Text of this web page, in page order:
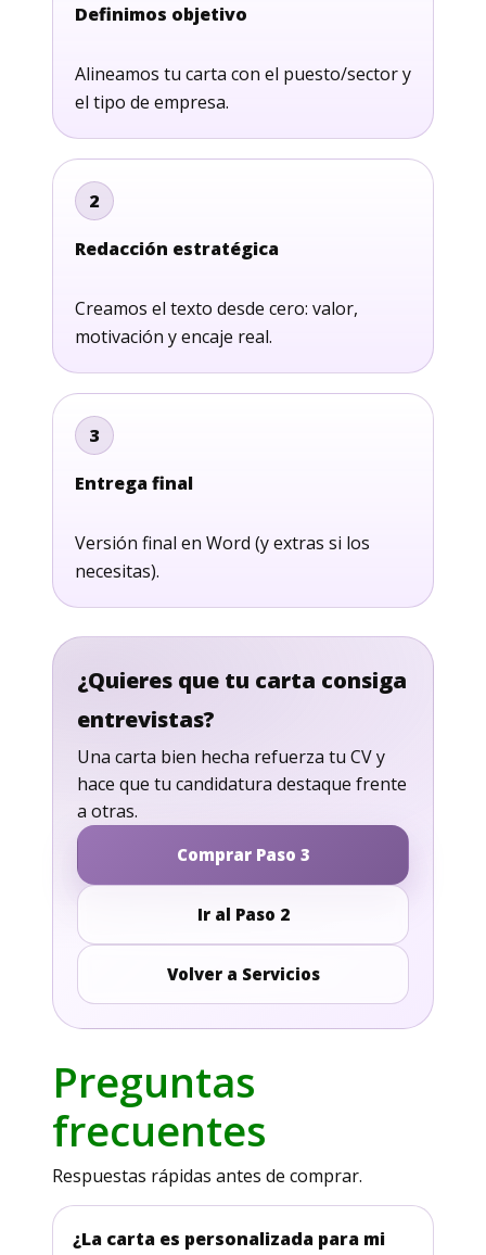
Definimos objetivo
Alineamos tu carta con el puesto/sector y
el tipo de empresa.
2
Redacción estratégica
Creamos el texto desde cero: valor,
motivación y encaje real.
3
Entrega final
Versión final en Word (y extras si los
necesitas).
¿Quieres que tu carta consiga
entrevistas?
Una carta bien hecha refuerza tu CV y
hace que tu candidatura destaque frente
a otras.
Comprar Paso 3
Ir al Paso 2
Volver a Servicios
Preguntas
frecuentes
Respuestas rápidas antes de comprar.
¿La carta es personalizada para mi